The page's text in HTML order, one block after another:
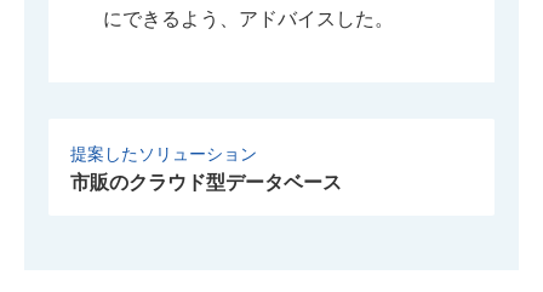
にできるよう、アドバイスした。
提案したソリューション
市販のクラウド型データベース